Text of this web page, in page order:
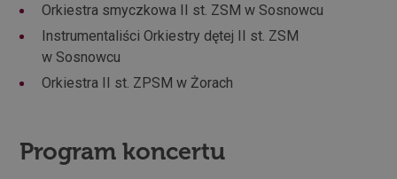
Orkiestra smyczkowa II st. ZSM w Sosnowcu
Instrumentaliści Orkiestry dętej II st. ZSM
w Sosnowcu
Orkiestra II st. ZPSM w Żorach
Program koncertu